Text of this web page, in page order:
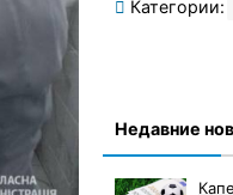
Категории:
Недавние